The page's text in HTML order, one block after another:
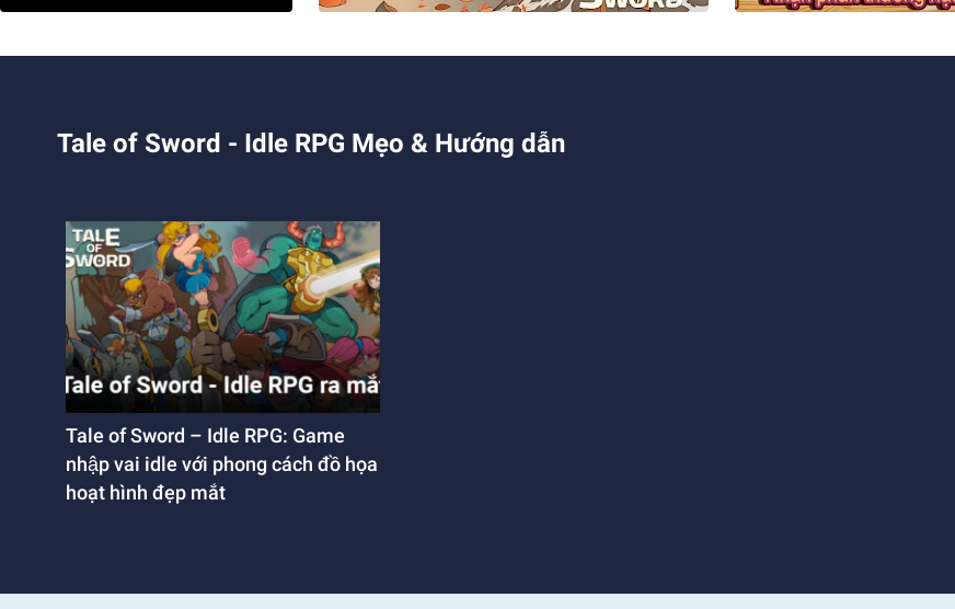
Tale of Sword - Idle RPG Mẹo & Hướng dẫn
Tale of Sword – Idle RPG: Game
nhập vai idle với phong cách đồ họa
hoạt hình đẹp mắt